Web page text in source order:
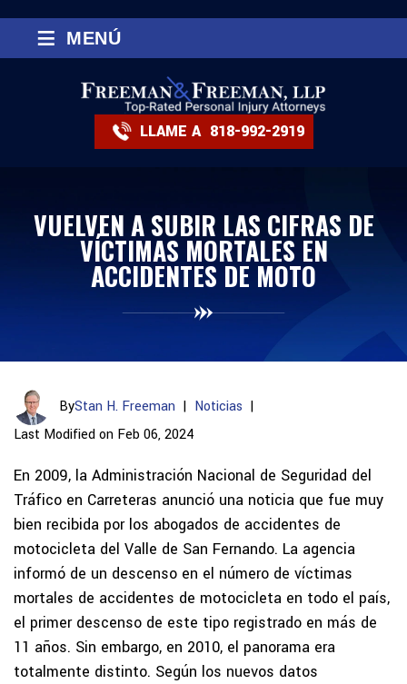
LLAME A 818-992-2919
≡ MENÚ
VUELVEN A SUBIR LAS CIFRAS DE
VÍCTIMAS MORTALES EN
ACCIDENTES DE MOTO
ByStan H. Freeman | Noticias |
Last Modified on Feb 06, 2024
En 2009, la Administración Nacional de Seguridad del
Tráfico en Carreteras anunció una noticia que fue muy
bien recibida por los abogados de accidentes de
motocicleta del Valle de San Fernando. La agencia
informó de un descenso en el número de víctimas
mortales de accidentes de motocicleta en todo el país,
el primer descenso de este tipo registrado en más de
11 años. Sin embargo, en 2010, el panorama era
totalmente distinto. Según los nuevos datos